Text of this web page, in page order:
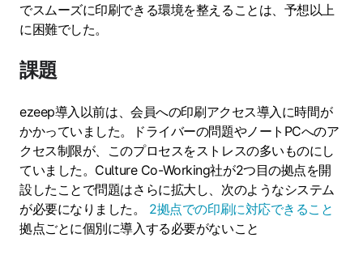
でスムーズに印刷できる環境を整えることは、予想以上
に困難でした。
課題
ezeep導入以前は、会員への印刷アクセス導入に時間が
かかっていました。ドライバーの問題やノートPCへのア
クセス制限が、このプロセスをストレスの多いものにし
ていました。Culture Co-Working社が2つ目の拠点を開
設したことで問題はさらに拡大し、次のようなシステム
が必要になりました。 2拠点での印刷に対応できること
拠点ごとに個別に導入する必要がないこと